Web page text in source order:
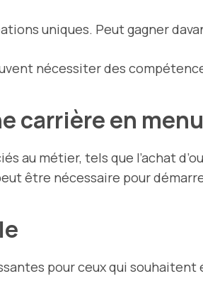
uniques. Peut gagner
nécessiter des
carrière en
au métier, tels que l’achat
être nécessaire pour
pour ceux qui souhaitent